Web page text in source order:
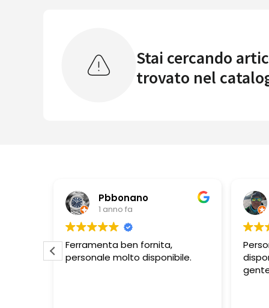
Stai cercando
trovato nel
Pbbonano
1 anno fa
Ferramenta ben fornita,
personale molto disponibile.